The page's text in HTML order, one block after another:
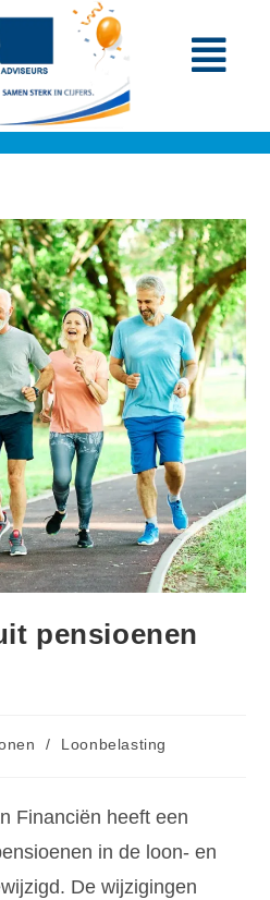
pensioenen
/ Loonbelasting
Financiën heeft een
in de loon- en
De wijzigingen